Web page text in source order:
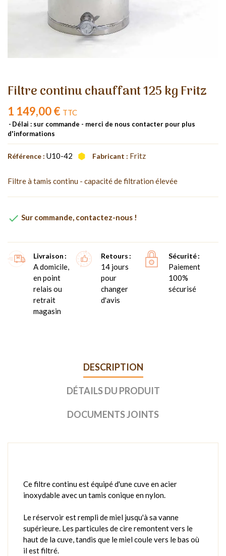
Filtre continu chauffant 125 kg Fritz
1 149,00 € TTC
Délai : sur commande - merci de nous contacter pour plus
d'informations
Référence : U10-42 Fabricant : Fritz
Filtre à tamis continu - capacité de filtration élevée
 Sur commande, contactez-nous !
Livraison
A domicile,
en point
relais ou
retrait
magasin
Retours
14 jours
pour
changer
d'avis
Sécurité
Paiement
100%
sécurisé
DESCRIPTION
DÉTAILS DU PRODUIT
DOCUMENTS JOINTS
Ce filtre continu est équipé d'une cuve en acier
inoxydable avec un tamis conique en nylon.
Le réservoir est rempli de miel jusqu'à sa vanne
supérieure. Les particules de cire remontent vers le
haut de la cuve, tandis que le miel coule vers le bas où
il est filtré.